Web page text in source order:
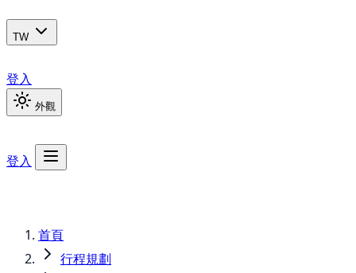
TW
登入
外觀
登入
首頁
行程規劃